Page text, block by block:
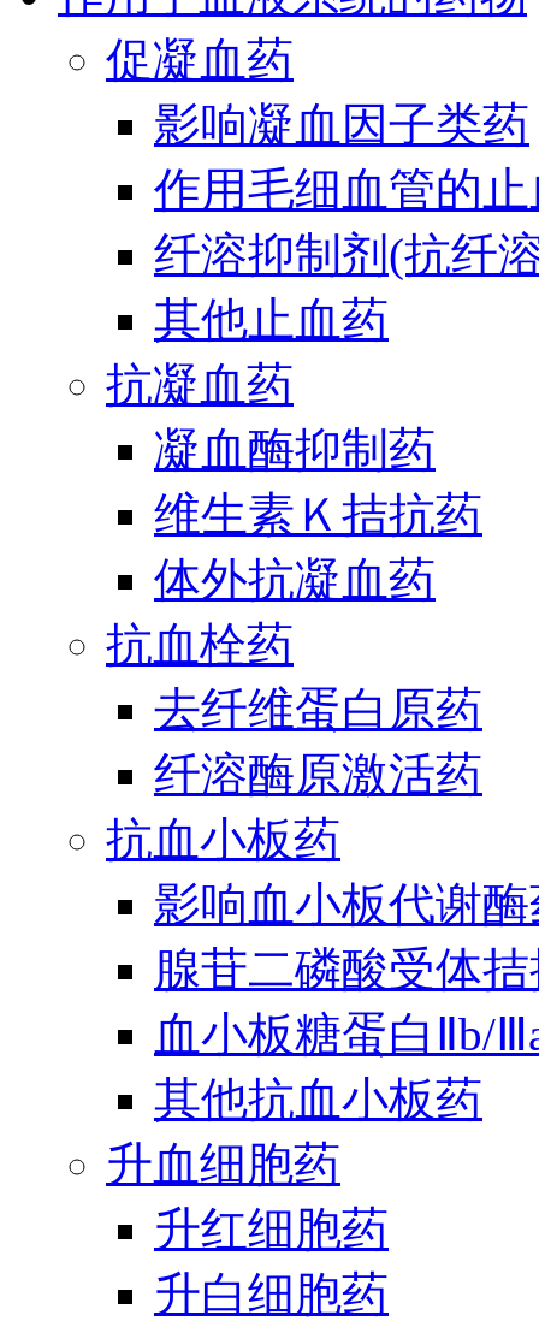
促凝血药
影响凝血因子类药
作用毛细血管的
纤溶抑制剂(抗纤
其他止血药
抗凝血药
凝血酶抑制药
维生素Ｋ拮抗药
体外抗凝血药
抗血栓药
去纤维蛋白原药
纤溶酶原激活药
抗血小板药
影响血小板代谢
腺苷二磷酸受体
血小板糖蛋白Ⅱb/
其他抗血小板药
升血细胞药
升红细胞药
升白细胞药